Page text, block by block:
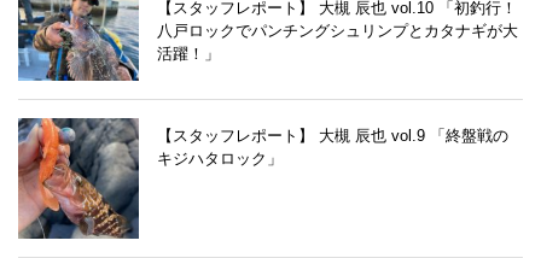
【スタッフレポート】 大槻 辰也 vol.10 「初釣行！
八戸ロックでパンチングシュリンプとカタナギが大
活躍！」
【スタッフレポート】 大槻 辰也 vol.9 「終盤戦の
キジハタロック」